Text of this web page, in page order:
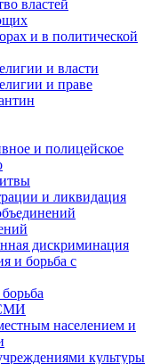
властей
и в политической
и власти
и праве
и полицейское
и ликвидация
дискриминация
и борьба с
населением и
культуры